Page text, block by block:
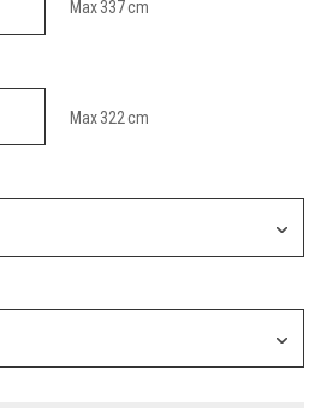
Max337cm
Max322cm